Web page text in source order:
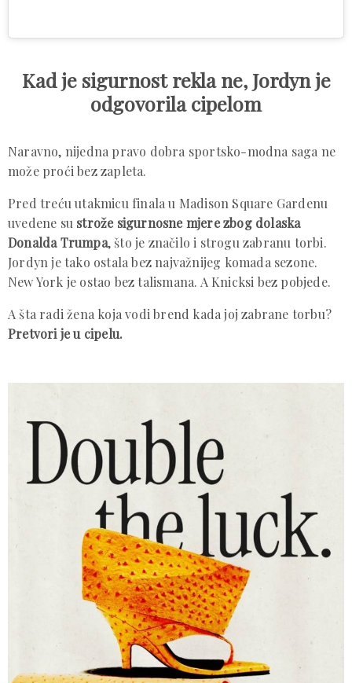
Kad je sigurnost rekla ne, Jordyn je
odgovorila cipelom
Naravno, nijedna pravo dobra sportsko-modna saga ne
može proći bez zapleta.
Pred treću utakmicu finala u Madison Square Gardenu
uvedene su strože sigurnosne mjere zbog dolaska
Donalda Trumpa, što je značilo i strogu zabranu torbi.
Jordyn je tako ostala bez najvažnijeg komada sezone.
New York je ostao bez talismana. A Knicksi bez pobjede.
A šta radi žena koja vodi brend kada joj zabrane torbu?
Pretvori je u cipelu.